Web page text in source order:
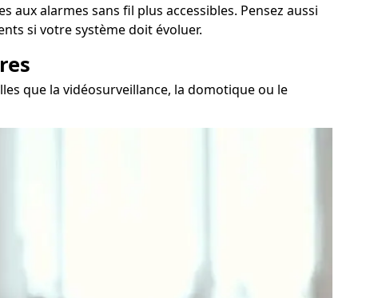
alarmes sans fil plus accessibles. Pensez aussi
si votre système doit évoluer.
que la vidéosurveillance, la domotique ou le